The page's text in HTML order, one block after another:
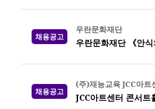
채용공고
우란문화재단
우란문화재단 《안
채용공고
(주)재능교육 JCC아트
JCC아트센터 콘서